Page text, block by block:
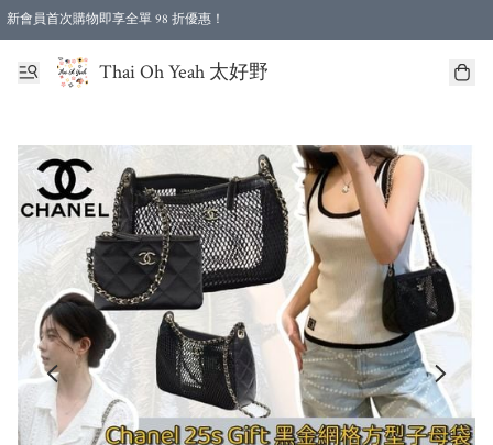
新會員首次購物即享全單 98 折優惠！
特選會員可享全單低至 96 折優惠！
Thai Oh Yeah 太好野